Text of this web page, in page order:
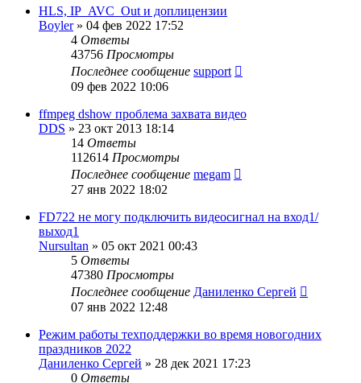
HLS, IP_AVC_Out и доплицензии
Boyler» 04 фев 2022 17:52
4 Ответы
43756 Просмотры
Последнее сообщение support
09 фев 2022 10:06
ffmpeg dshow проблема захвата видео
DDS » 23 окт 2013 18:14
14 Ответы
112614 Просмотры
Последнее сообщение megam
27 янв 2022 18:02
FD722 не могу подключить видеосигнал на вход1/
выход1
Nursultan » 05 окт 2021 00:43
5 Ответы
47380 Просмотры
Последнее сообщение Даниленко Сергей
07 янв 2022 12:48
Режим работы техподдержки во время новогодних
праздников 2022
Даниленко Сергей » 28 дек 2021 17:23
0 Ответы